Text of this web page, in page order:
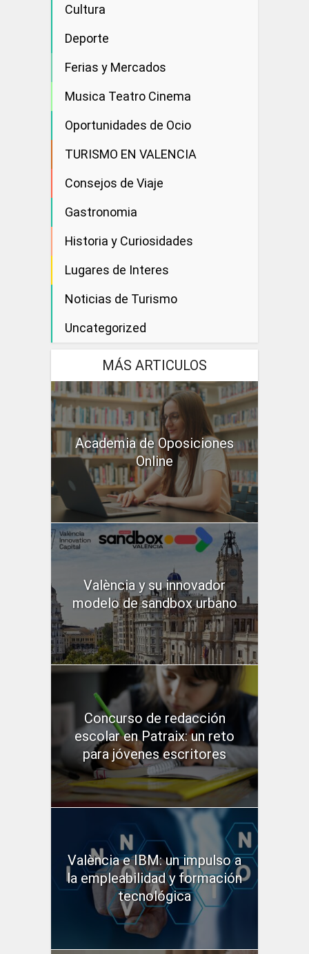
Cultura
Deporte
Ferias y Mercados
Musica Teatro Cinema
Oportunidades de Ocio
TURISMO EN VALENCIA
Consejos de Viaje
Gastronomia
Historia y Curiosidades
Lugares de Interes
Noticias de Turismo
Uncategorized
MÁS ARTICULOS
Academia de Oposiciones
Online
València y su innovador
modelo de sandbox urbano
Concurso de redacción
escolar en Patraix: un reto
para jóvenes escritores
València e IBM: un impulso a
la empleabilidad y formación
tecnológica